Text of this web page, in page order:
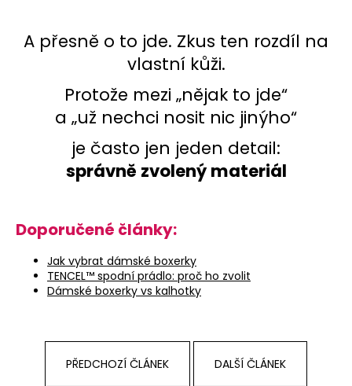
A přesně o to jde. Zkus ten rozdíl na
vlastní kůži.
Protože mezi „nějak to jde“
a „už nechci nosit nic jinýho“
je často jen jeden detail:
správně zvolený materiál
Doporučené články:
Jak vybrat dámské boxerky
TENCEL™ spodní prádlo: proč ho zvolit
Dámské boxerky vs kalhotky
PŘEDCHOZÍ ČLÁNEK DALŠÍ ČLÁNEK